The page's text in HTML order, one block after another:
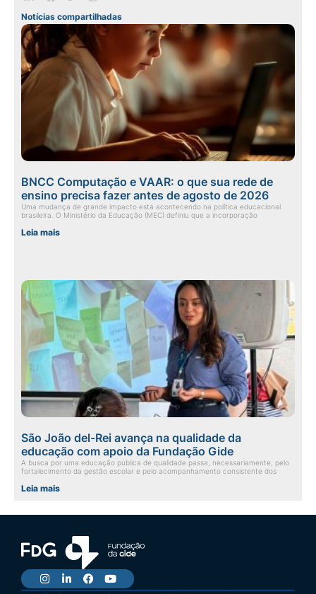
Notícias compartilhadas
BNCC Computação e VAAR: o que sua rede de
ensino precisa fazer antes de agosto de 2026
Uma mudança de grande impacto está acontecendo na política educacional
brasileira. O Ministério da Educação (MEC) definiu que a incorporação
Leia mais
São João del-Rei avança na qualidade da
educação com apoio da Fundação Gide
A busca por uma educação pública de qualidade passa, necessariamente, pelo
fortalecimento da gestão escolar e pelo acompanhamento consistente dos
Leia mais